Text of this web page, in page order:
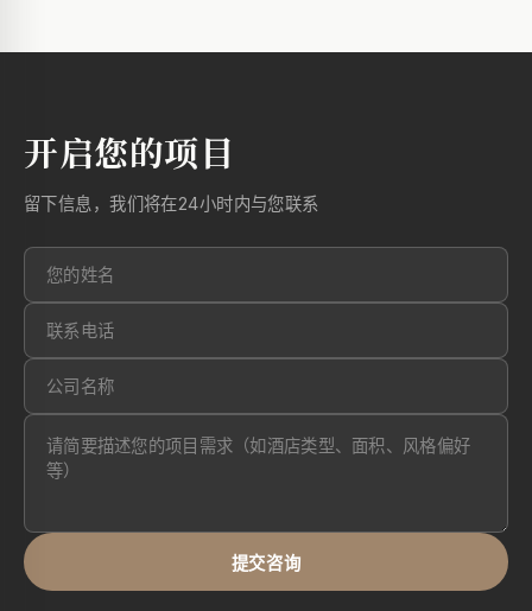
开启您的项目
留下信息，我们将在24小时内与您联系
提交咨询